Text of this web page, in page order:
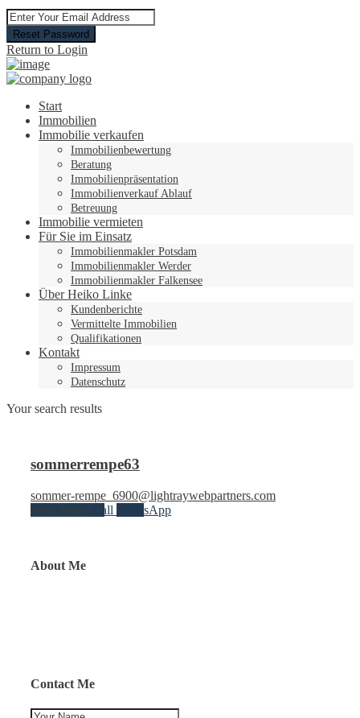
Reset Password
Return to Login
Start
Immobilien
Immobilie verkaufen
Immobilienbewertung
Beratung
Immobilienpräsentation
Immobilienverkauf Ablauf
Betreuung
Immobilie vermieten
Für Sie im Einsatz
Immobilienmakler Potsdam
Immobilienmakler Werder
Immobilienmakler Falkensee
Über Heiko Linke
Kundenberichte
Vermittelte Immobilien
Qualifikationen
Kontakt
Impressum
Datenschutz
Your search results
sommerrempe63
sommer-rempe_6900@lightraywebpartners.com
Send Email
Call WhatsApp
About Me
Contact Me